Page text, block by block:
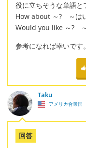
役に立ちそうな単語と
How about ～? ～は
Would you like ～?
参考になれば幸いです。
Taku
アメリカ合衆国
回答